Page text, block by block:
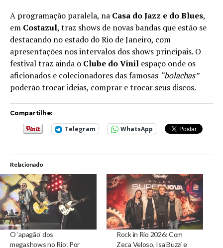
A programação paralela, na Casa do Jazz e do Blues,
em Costazul, traz shows de novas bandas que estão se
destacando no estado do Rio de Janeiro, com
apresentações nos intervalos dos shows principais. O
festival traz ainda o Clube do Vinil espaço onde os
aficionados e colecionadores das famosas “bolachas”
poderão trocar ideias, comprar e trocar seus discos.
Compartilhe:
Telegram WhatsApp
Relacionado
O ‘apagão’ dos
megashows no Rio: Por
Rock in Rio 2026: Com
Zeca Veloso, Isa Buzzi e